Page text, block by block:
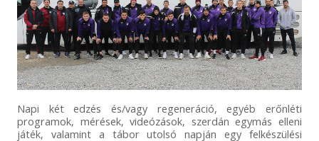
Napi két edzés és/vagy regeneráció, egyéb erőnléti
programok, mérések, videózások, szerdán egymás elleni
játék, valamint a tábor utolsó napján egy felkészülési